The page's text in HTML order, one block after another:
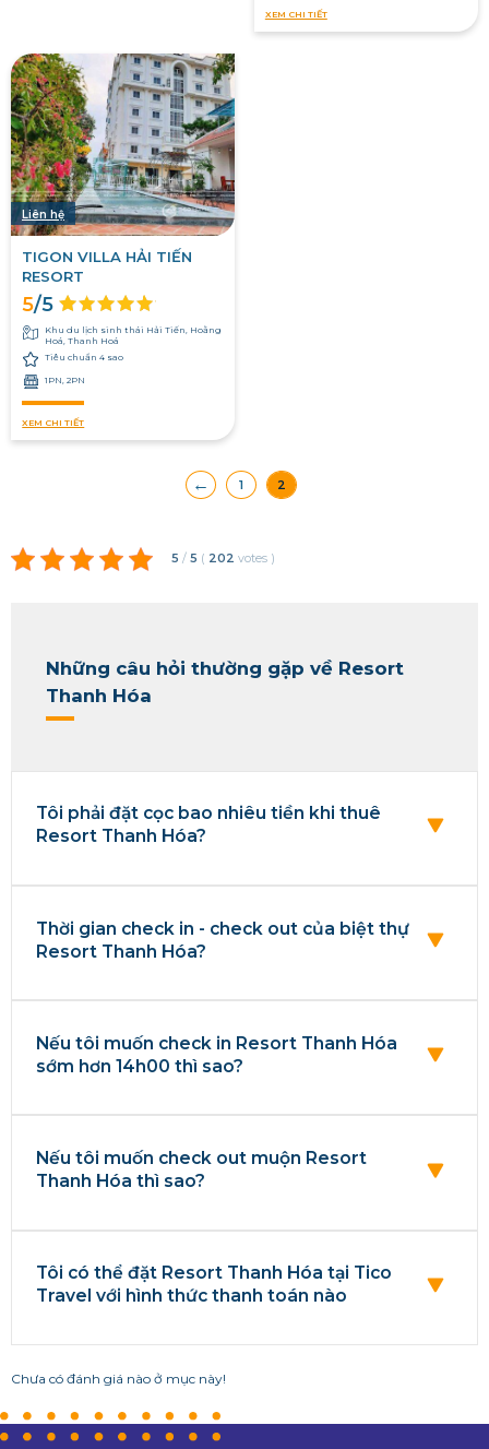
XEM CHI TIẾT
Liên hệ
TIGON VILLA HẢI TIẾN
RESORT
5/5
Khu du lịch sinh thái Hải Tiến, Hoằng
Hoá, Thanh Hoá
Tiêu chuẩn 4 sao
1PN, 2PN
XEM CHI TIẾT
← 1 2
5 / 5 ( 202 votes )
Những câu hỏi thường gặp về Resort
Thanh Hóa
Tôi phải đặt cọc bao nhiêu tiền khi thuê
Resort Thanh Hóa?
Thời gian check in - check out của biệt thự
Resort Thanh Hóa?
Nếu tôi muốn check in Resort Thanh Hóa
sớm hơn 14h00 thì sao?
Nếu tôi muốn check out muộn Resort
Thanh Hóa thì sao?
Tôi có thể đặt Resort Thanh Hóa tại Tico
Travel với hình thức thanh toán nào
Chưa có đánh giá nào ở mục này!